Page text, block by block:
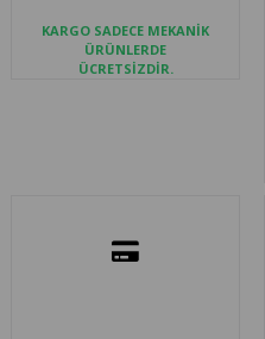
KARGO SADECE MEKANİK
ÜRÜNLERDE
ÜCRETSİZDİR.